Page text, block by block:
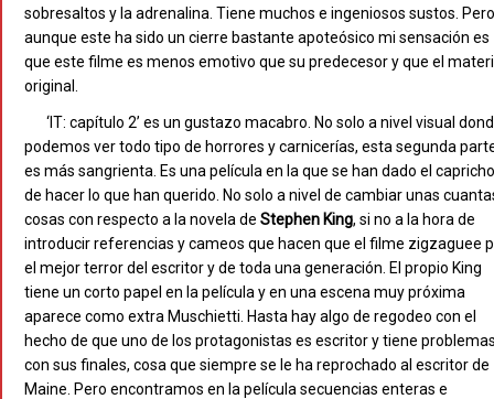
sobresaltos y la adrenalina. Tiene muchos e ingeniosos sustos. Pero
aunque este ha sido un cierre bastante apoteósico mi sensación es
que este filme es menos emotivo que su predecesor y que el
original.
‘IT: capítulo 2’ es un gustazo macabro. No solo a nivel visual
podemos ver todo tipo de horrores y carnicerías, esta segunda
es más sangrienta. Es una película en la que se han dado el capricho
de hacer lo que han querido. No solo a nivel de cambiar unas
cosas con respecto a la novela de Stephen King, si no a la hora de
introducir referencias y cameos que hacen que el filme zigzaguee
el mejor terror del escritor y de toda una generación. El propio King
tiene un corto papel en la película y en una escena muy próxima
aparece como extra Muschietti. Hasta hay algo de regodeo con el
hecho de que uno de los protagonistas es escritor y tiene
con sus finales, cosa que siempre se le ha reprochado al escritor de
Maine. Pero encontramos en la película secuencias enteras e